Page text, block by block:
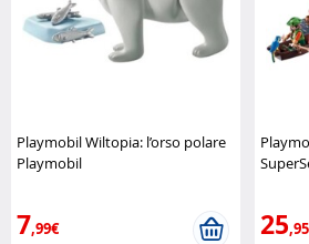
Playmobil Wiltopia: l’orso polare
Playmobil
7,99€
25